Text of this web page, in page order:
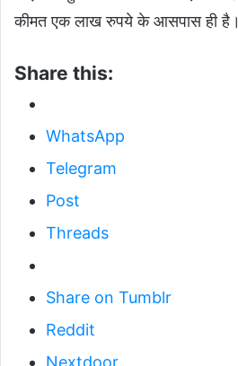
कीमत एक लाख रुपये के आसपास ही है।
Share this:
WhatsApp
Telegram
Post
Threads
Share on Tumblr
Reddit